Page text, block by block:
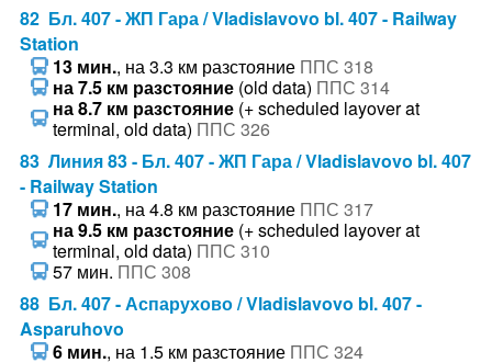
82 Бл. 407 - ЖП Гара / Vladislavovo bl. 407 - Railway
Station
13 мин., на 3.3 км разстояние ППС 318
на 7.5 км разстояние(old data) ППС 314
на 8.7 км разстояние(+ scheduled layover at
terminal, old data) ППС 326
83 Линия 83 - Бл. 407 - ЖП Гара / Vladislavovo bl. 407
- Railway Station
17 мин., на 4.8 км разстояние ППС 317
на 9.5 км разстояние(+ scheduled layover at
terminal, old data) ППС 310
57 мин. ППС 308
88 Бл. 407 - Аспарухово / Vladislavovo bl. 407 -
Asparuhovo
6 мин., на 1.5 км разстояние ППС 324